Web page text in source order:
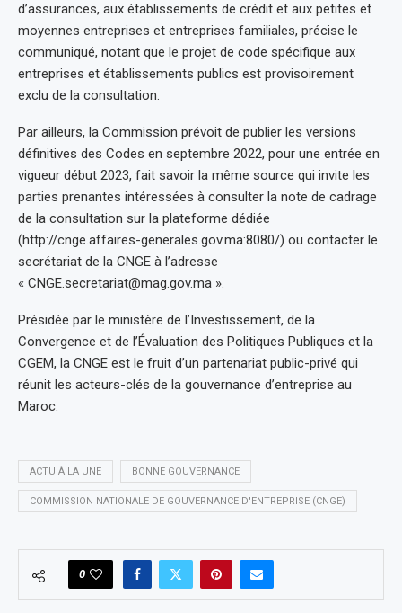
d’assurances, aux établissements de crédit et aux petites et
moyennes entreprises et entreprises familiales, précise le
communiqué, notant que le projet de code spécifique aux
entreprises et établissements publics est provisoirement
exclu de la consultation.
Par ailleurs, la Commission prévoit de publier les versions
définitives des Codes en septembre 2022, pour une entrée en
vigueur début 2023, fait savoir la même source qui invite les
parties prenantes intéressées à consulter la note de cadrage
de la consultation sur la plateforme dédiée
(http://cnge.affaires-generales.gov.ma:8080/) ou contacter le
secrétariat de la CNGE à l’adresse
« CNGE.secretariat@mag.gov.ma ».
Présidée par le ministère de l’Investissement, de la
Convergence et de l’Évaluation des Politiques Publiques et la
CGEM, la CNGE est le fruit d’un partenariat public-privé qui
réunit les acteurs-clés de la gouvernance d’entreprise au
Maroc.
ACTU À LA UNE BONNE GOUVERNANCE
COMMISSION NATIONALE DE GOUVERNANCE D'ENTREPRISE (CNGE)
0